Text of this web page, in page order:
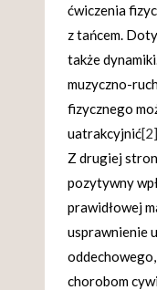
ćwiczenia
z tańcem.
także
muzyczno-
fizycznego
uatrakcyjnić[2]
Z drugiej
pozytywny
prawidłowej
usprawnienie
chorobom